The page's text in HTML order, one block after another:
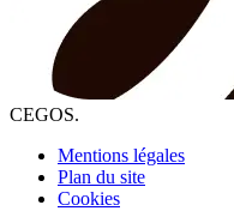
CEGOS.
Mentions légales
Plan du site
Cookies